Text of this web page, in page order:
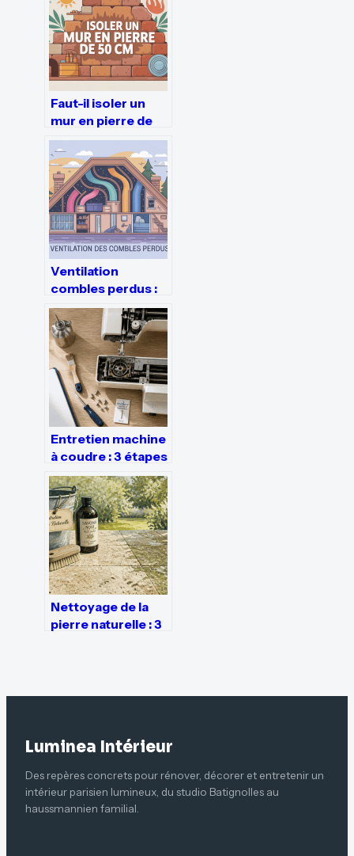
Faut-il isoler un
mur en pierre de
50 cm pour gagner
en confort ?
Ventilation
combles perdus :
règles, solutions
et erreurs à éviter
Entretien machine
à coudre : 3 étapes
de nettoyage et
une goutte d’huile
pour prévenir la
panne
Nettoyage de la
pierre naturelle : 3
durables
Luminea Intérieur
Des repères concrets pour rénover, décorer et entretenir un
intérieur parisien lumineux, du studio Batignolles au
haussmannien familial.